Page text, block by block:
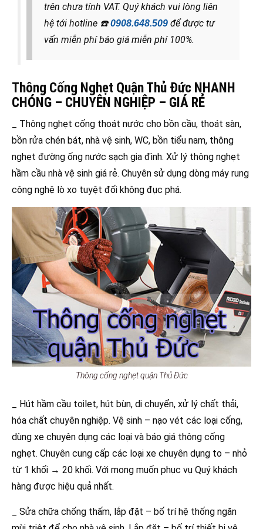
trên chưa tính VAT. Quý khách vui lòng liên
hệ tới hotline ☎️0908.648.509 để được tư
vấn miễn phí báo giá miễn phí 100%.
Thông Cống Nghẹt Quận Thủ Đức NHANH
CHÓNG – CHUYÊN NGHIỆP – GIÁ RẺ
_ Thông nghẹt cống thoát nước cho bồn cầu, thoát sàn,
bồn rửa chén bát, nhà vệ sinh, WC, bồn tiểu nam, thông
nghẹt đường ống nước sạch gia đình. Xử lý thông nghẹt
hầm cầu nhà vệ sinh giá rẻ. Chuyên sử dụng dòng máy rung
công nghệ lò xo tuyệt đối không đục phá.
Thông cống nghẹt quận Thủ Đức
_ Hút hầm cầu toilet, hút bùn, di chuyển, xử lý chất thải,
hóa chất chuyên nghiệp. Vệ sinh – nạo vét các loại cống,
dùng xe chuyên dụng các loại và báo giá thông cống
nghẹt. Chuyên cung cấp các loại xe chuyên dụng to – nhỏ
từ 1 khối → 20 khối. Với mong muốn phục vụ Quý khách
hàng được hiệu quả nhất.
_ Sửa chữa chống thấm, lắp đặt – bố trí hệ thống ngăn